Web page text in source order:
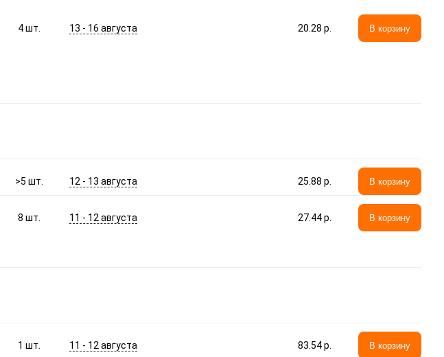
4шт. 13 - 16 августа 20.28 p. В корзину
>5шт. 12 - 13 августа 25.88 p. В корзину
8шт. 11 - 12 августа 27.44 p. В корзину
1шт. 11 - 12 августа 83.54 p. В корзину